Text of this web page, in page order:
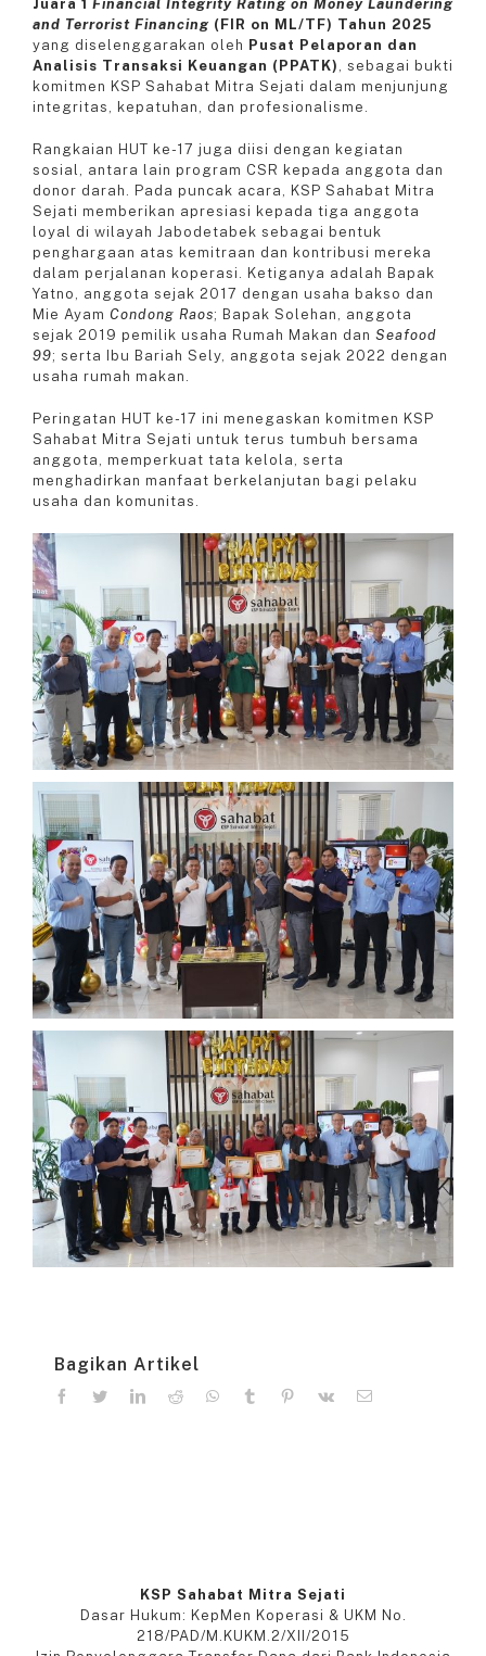
Juara 1 Financial Integrity Rating on Money Laundering
and Terrorist Financing (FIR on ML/TF) Tahun 2025
yang diselenggarakan oleh Pusat Pelaporan dan
Analisis Transaksi Keuangan (PPATK)
, sebagai bukti
komitmen KSP Sahabat Mitra Sejati dalam menjunjung
integritas, kepatuhan, dan profesionalisme.
Rangkaian HUT ke-17 juga diisi dengan kegiatan
sosial, antara lain program CSR kepada anggota dan
donor darah. Pada puncak acara, KSP Sahabat Mitra
Sejati memberikan apresiasi kepada tiga anggota
loyal di wilayah Jabodetabek sebagai bentuk
penghargaan atas kemitraan dan kontribusi mereka
dalam perjalanan koperasi. Ketiganya adalah Bapak
Yatno, anggota sejak 2017 dengan usaha bakso dan
Mie Ayam Condong Raos; Bapak Solehan, anggota
sejak 2019 pemilik usaha Rumah Makan dan Seafood
99; serta Ibu Bariah Sely, anggota sejak 2022 dengan
usaha rumah makan.
Peringatan HUT ke-17 ini menegaskan komitmen KSP
Sahabat Mitra Sejati untuk terus tumbuh bersama
anggota, memperkuat tata kelola, serta
menghadirkan manfaat berkelanjutan bagi pelaku
usaha dan komunitas.
Bagikan Artikel
facebooktwitter linkedinreddit whatsapp
tumblr pinterest
KSP Sahabat Mitra Sejati
Dasar Hukum: KepMen Koperasi & UKM No.
218/PAD/M.KUKM.2/XII/2015